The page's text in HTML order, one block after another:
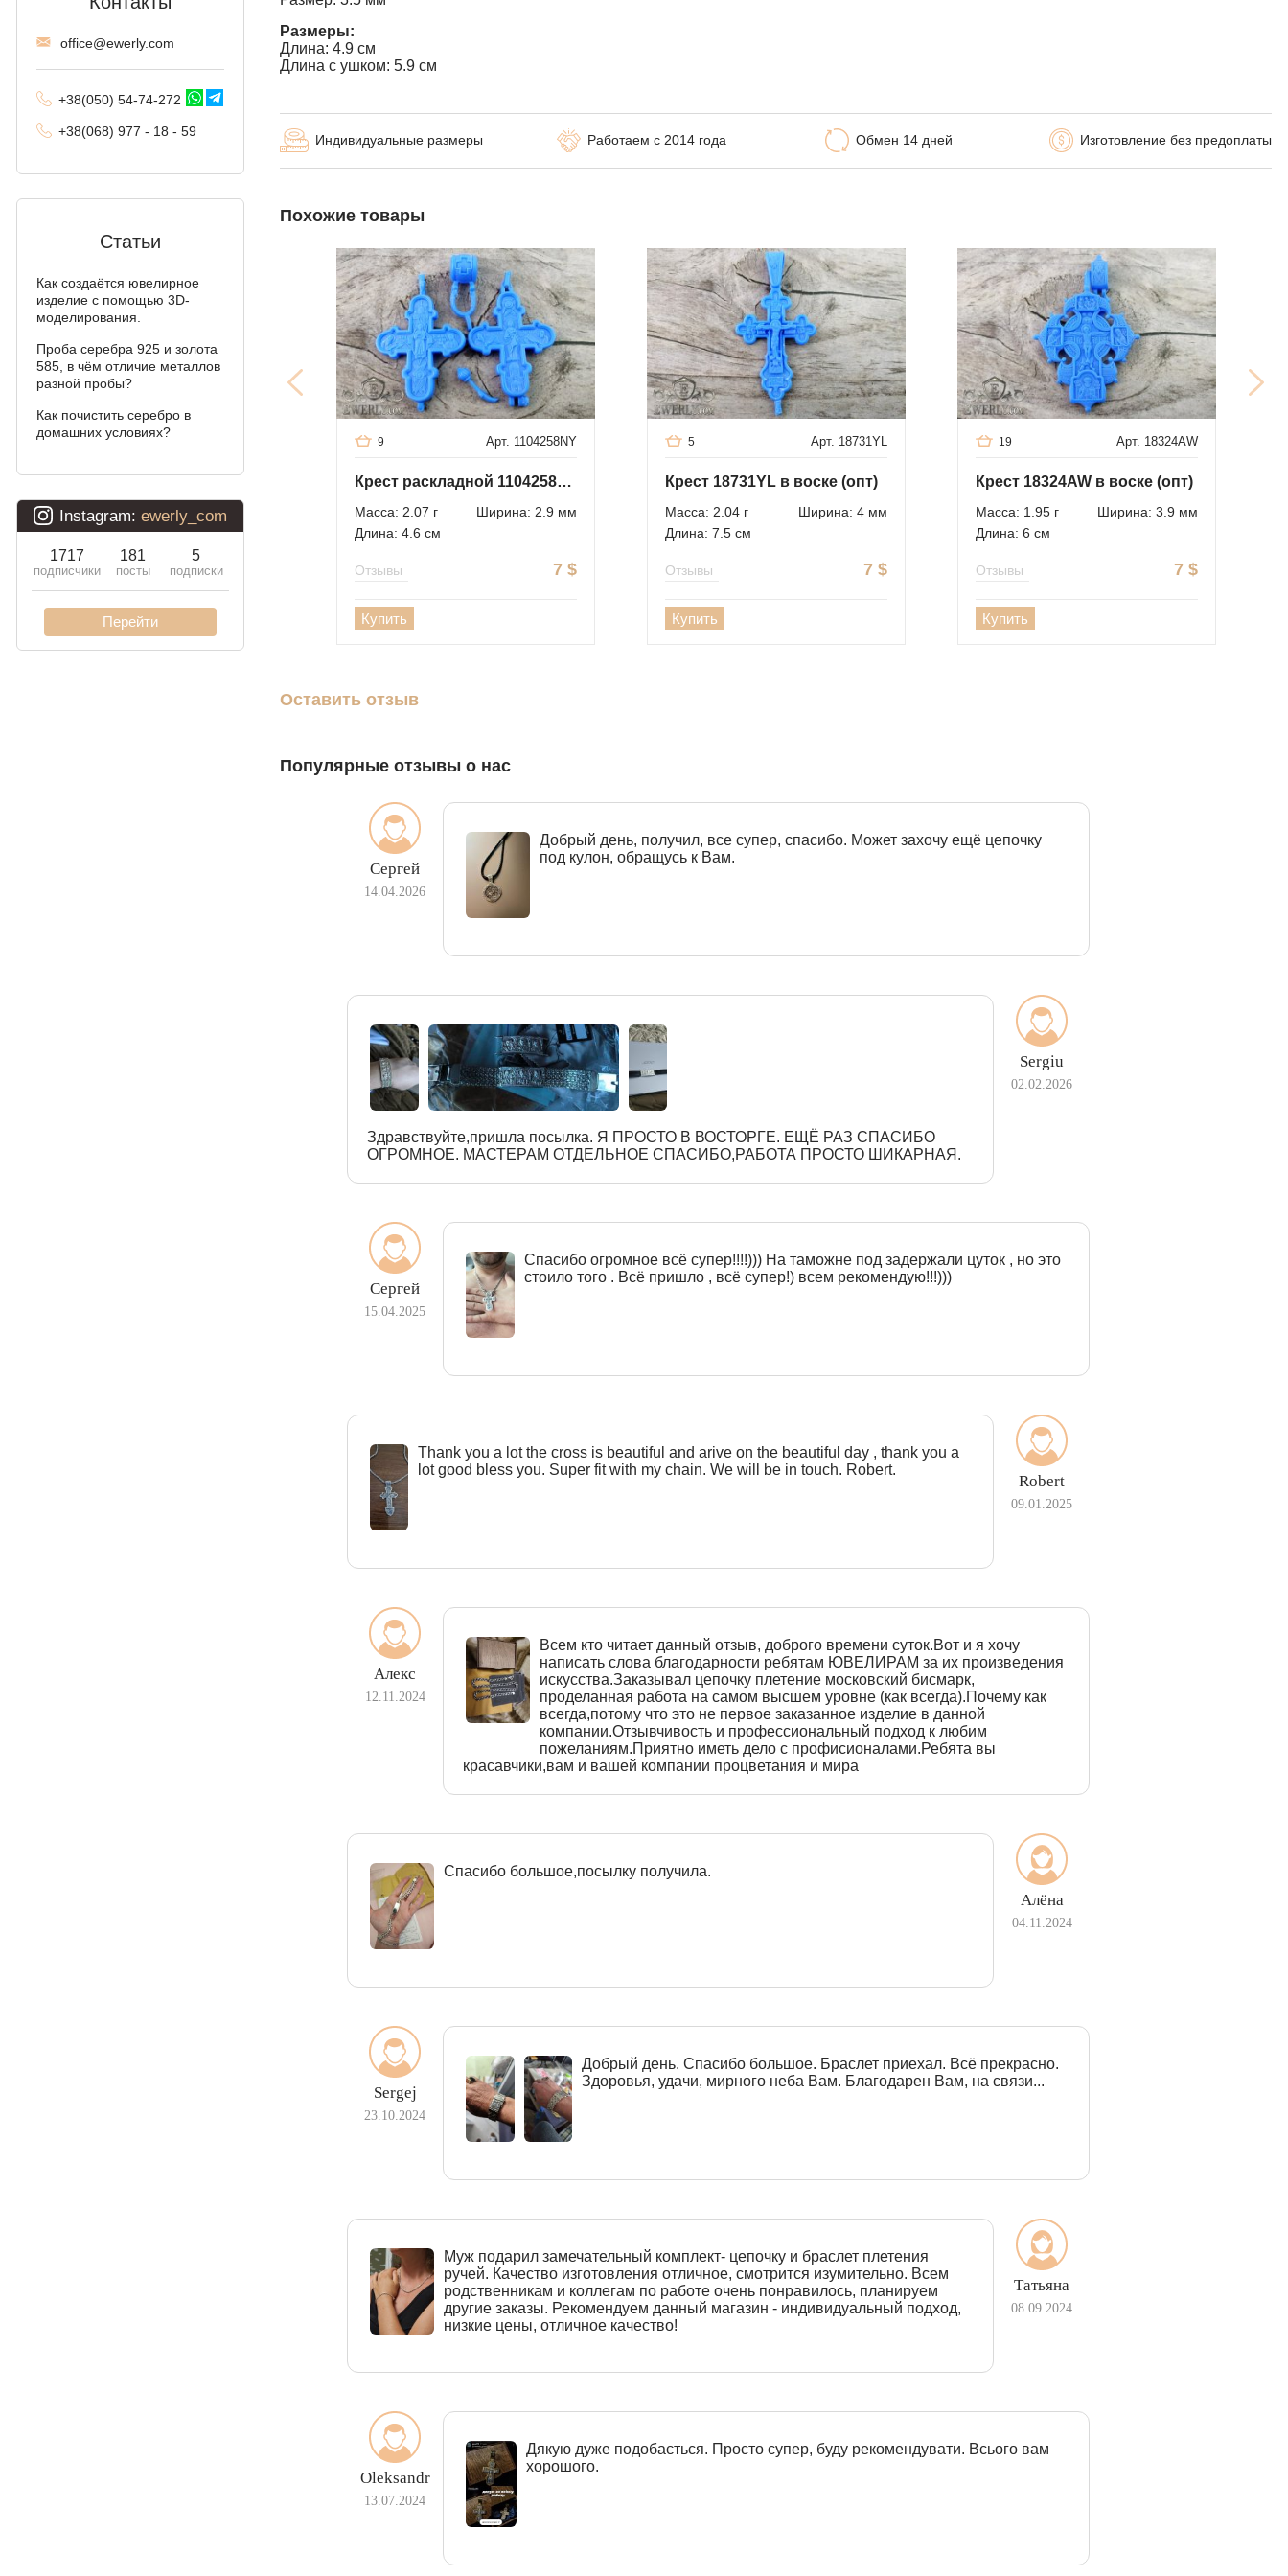
якорное
Трактор (двойное
панцирное)
Фантом (Рамзес и
Колос
Мальвина
Арабский бисмарк с
камнями
Фараон (двойное
якорное)
Арабский бисмарк
Двойной бисмарк
Двойной рамзес
Десятка (двойное
панцирное)
office@ewerly.com
+38(050) 54-74-272
+38(068) 977 - 18 - 59
Статьи
Как создаётся ювелирное
изделие с помощью 3D-
моделирования.
Проба серебра 925 и золота
585, в чём отличие металлов
разной пробы?
Как почистить серебро в
домашних условиях?
Размеры:
Длина: 4.9 см
Длина с ушком: 5.9 см
Обмен 14 дней Изготовление без предоплаты
Индивидуальные размеры Работаем с 2014 года
Похожие товары
Арт. 1104258NY
9
Крест раскладной 1104258NY в воске (опт)
Масса: 2.07 г
Ширина: 2.9 мм
Длина: 4.6 см
7 $
Отзывы
Купить
Арт. 18731YL
5
Крест 18731YL в воске (опт)
Масса: 2.04 г
Ширина: 4 мм
Длина: 7.5 см
7 $
Отзывы
Купить
Арт. 18324AW
19
Крест 18324AW в воске (опт)
Масса: 1.95 г
Ширина: 3.9 мм
Длина: 6 см
7 $
Отзывы
Купить
Оставить отзыв
Популярные отзывы о нас
Сергей
14.04.2026
Добрый день, получил, все супер, спасибо. Может захочу ещё цепочку
под кулон, обращусь к Вам.
Sergiu
02.02.2026
Здравствуйте,пришла посылка. Я ПРОСТО В ВОСТОРГЕ. ЕЩЁ РАЗ СПАСИБО
ОГРОМНОЕ. МАСТЕРАМ ОТДЕЛЬНОЕ СПАСИБО,РАБОТА ПРОСТО ШИКАРНАЯ.
Сергей
15.04.2025
Спасибо огромное всё супер!!!!))) На таможне под задержали цуток , но это
стоило того . Всё пришло , всё супер!) всем рекомендую!!!)))
Robert
09.01.2025
Тhank you a lot the cross is beautiful and arive on the beautiful day , thank you a
lot good bless you. Super fit with my chain. We will be in touch. Robert.
Алекс
12.11.2024
Всем кто читает данный отзыв, доброго времени суток.Вот и я хочу
написать слова благодарности ребятам ЮВЕЛИРАМ за их произведения
искусства.Заказывал цепочку плетение московский бисмарк,
проделанная работа на самом высшем уровне (как всегда).Почему как
всегда,потому что это не первое заказанное изделие в данной
компании.Отзывчивость и профессиональный подход к любим
пожеланиям.Приятно иметь дело с профисионалами.Ребята вы
красавчики,вам и вашей компании процветания и мира
Алёна
04.11.2024
Спасибо большое,посылку получила.
Sergej
23.10.2024
Добрый день. Спасибо большое. Браслет приехал. Всё прекрасно.
Здоровья, удачи, мирного неба Вам. Благодарен Вам, на связи...
Татьяна
08.09.2024
Муж подарил замечательный комплект- цепочку и браслет плетения
ручей. Качество изготовления отличное, смотрится изумительно. Всем
родственникам и коллегам по работе очень понравилось, планируем
другие заказы. Рекомендуем данный магазин - индивидуальный подход,
низкие цены, отличное качество!
Oleksandr
13.07.2024
Дякую дуже подобається. Просто супер, буду рекомендувати. Всього вам
хорошого.